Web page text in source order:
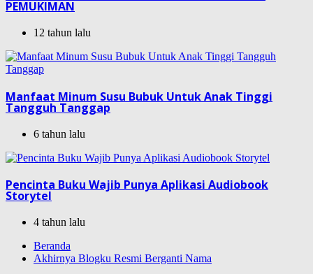
PEMUKIMAN
12 tahun lalu
Manfaat Minum Susu Bubuk Untuk Anak Tinggi
Tangguh Tanggap
6 tahun lalu
Pencinta Buku Wajib Punya Aplikasi Audiobook
Storytel
4 tahun lalu
Beranda
Akhirnya Blogku Resmi Berganti Nama